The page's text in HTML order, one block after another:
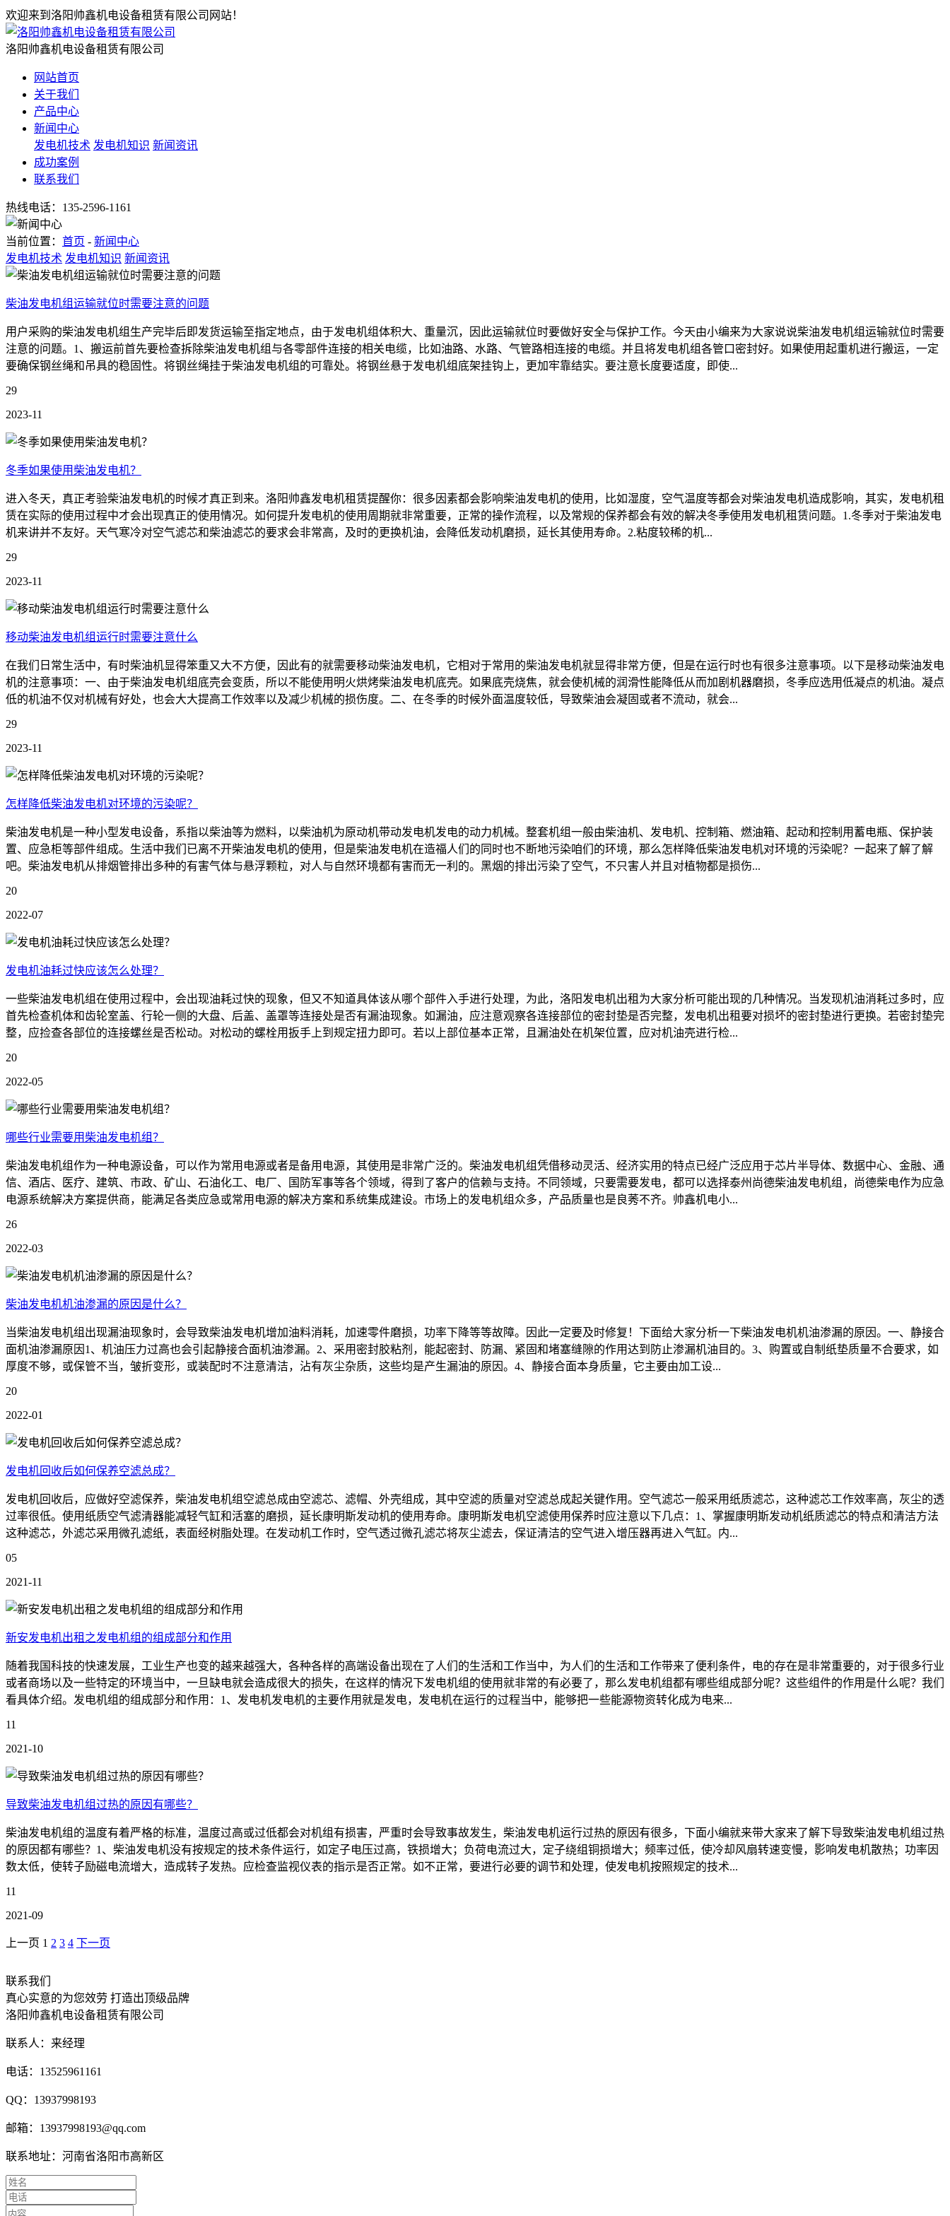
欢迎来到洛阳帅鑫机电设备租赁有限公司网站！
洛阳帅鑫机电设备租赁有限公司
网站首页
关于我们
产品中心
新闻中心
发电机技术 发电机知识 新闻资讯
成功案例
联系我们
热线电话： 135-2596-1161
当前位置： 首页 - 新闻中心
发电机技术 发电机知识 新闻资讯
柴油发电机组运输就位时需要注意的问题
用户采购的柴油发电机组生产完毕后即发货运输至指定地点，由于发电机组体积大、重量沉，因此运输就位时要做好安全与保护工作。今天由小编来为大家说说柴油发电机组运输就位时需要
注意的问题。1、搬运前首先要检查拆除柴油发电机组与各零部件连接的相关电缆，比如油路、水路、气管路相连接的电缆。并且将发电机组各管口密封好。如果使用起重机进行搬运，一定
要确保钢丝绳和吊具的稳固性。将钢丝绳挂于柴油发电机组的可靠处。将钢丝悬于发电机组底架挂钩上，更加牢靠结实。要注意长度要适度，即使...
29
2023-11
冬季如果使用柴油发电机？
进入冬天，真正考验柴油发电机的时候才真正到来。洛阳帅鑫发电机租赁提醒你：很多因素都会影响柴油发电机的使用，比如湿度，空气温度等都会对柴油发电机造成影响，其实，发电机租
赁在实际的使用过程中才会出现真正的使用情况。如何提升发电机的使用周期就非常重要，正常的操作流程，以及常规的保养都会有效的解决冬季使用发电机租赁问题。1.冬季对于柴油发电
机来讲并不友好。天气寒冷对空气滤芯和柴油滤芯的要求会非常高，及时的更换机油，会降低发动机磨损，延长其使用寿命。2.粘度较稀的机...
29
2023-11
移动柴油发电机组运行时需要注意什么
在我们日常生活中，有时柴油机显得笨重又大不方便，因此有的就需要移动柴油发电机，它相对于常用的柴油发电机就显得非常方便，但是在运行时也有很多注意事项。以下是移动柴油发电
机的注意事项：一、由于柴油发电机组底壳会变质，所以不能使用明火烘烤柴油发电机底壳。如果底壳烧焦，就会使机械的润滑性能降低从而加剧机器磨损，冬季应选用低凝点的机油。凝点
低的机油不仅对机械有好处，也会大大提高工作效率以及减少机械的损伤度。二、在冬季的时候外面温度较低，导致柴油会凝固或者不流动，就会...
29
2023-11
怎样降低柴油发电机对环境的污染呢？
柴油发电机是一种小型发电设备，系指以柴油等为燃料，以柴油机为原动机带动发电机发电的动力机械。整套机组一般由柴油机、发电机、控制箱、燃油箱、起动和控制用蓄电瓶、保护装
置、应急柜等部件组成。生活中我们已离不开柴油发电机的使用，但是柴油发电机在造福人们的同时也不断地污染咱们的环境，那么怎样降低柴油发电机对环境的污染呢？一起来了解了解
吧。柴油发电机从排烟管排出多种的有害气体与悬浮颗粒，对人与自然环境都有害而无一利的。黑烟的排出污染了空气，不只害人并且对植物都是损伤...
20
2022-07
发电机油耗过快应该怎么处理？
一些柴油发电机组在使用过程中，会出现油耗过快的现象，但又不知道具体该从哪个部件入手进行处理，为此，洛阳发电机出租为大家分析可能出现的几种情况。当发现机油消耗过多时，应
首先检查机体和齿轮室盖、行轮一侧的大盘、后盖、盖罩等连接处是否有漏油现象。如漏油，应注意观察各连接部位的密封垫是否完整，发电机出租要对损坏的密封垫进行更换。若密封垫完
整，应捡查各部位的连接螺丝是否松动。对松动的螺栓用扳手上到规定扭力即可。若以上部位基本正常，且漏油处在机架位置，应对机油壳进行检...
20
2022-05
哪些行业需要用柴油发电机组？
柴油发电机组作为一种电源设备，可以作为常用电源或者是备用电源，其使用是非常广泛的。柴油发电机组凭借移动灵活、经济实用的特点已经广泛应用于芯片半导体、数据中心、金融、通
信、酒店、医疗、建筑、市政、矿山、石油化工、电厂、国防军事等各个领域，得到了客户的信赖与支持。不同领域，只要需要发电，都可以选择泰州尚德柴油发电机组，尚德柴电作为应急
电源系统解决方案提供商，能满足各类应急或常用电源的解决方案和系统集成建设。市场上的发电机组众多，产品质量也是良莠不齐。帅鑫机电小...
26
2022-03
柴油发电机机油渗漏的原因是什么？
当柴油发电机组出现漏油现象时，会导致柴油发电机增加油料消耗，加速零件磨损，功率下降等等故障。因此一定要及时修复！下面给大家分析一下柴油发电机机油渗漏的原因。一、静接合
面机油渗漏原因1、机油压力过高也会引起静接合面机油渗漏。2、采用密封胶粘剂，能起密封、防漏、紧固和堵塞缝隙的作用达到防止渗漏机油目的。3、购置或自制纸垫质量不合要求，如
厚度不够，或保管不当，皱折变形，或装配时不注意清洁，沾有灰尘杂质，这些均是产生漏油的原因。4、静接合面本身质量，它主要由加工设...
20
2022-01
发电机回收后如何保养空滤总成？
发电机回收后，应做好空滤保养，柴油发电机组空滤总成由空滤芯、滤帽、外壳组成，其中空滤的质量对空滤总成起关键作用。空气滤芯一般采用纸质滤芯，这种滤芯工作效率高，灰尘的透
过率很低。使用纸质空气滤清器能减轻气缸和活塞的磨损，延长康明斯发动机的使用寿命。康明斯发电机空滤使用保养时应注意以下几点：1、掌握康明斯发动机纸质滤芯的特点和清洁方法
这种滤芯，外滤芯采用微孔滤纸，表面经树脂处理。在发动机工作时，空气透过微孔滤芯将灰尘滤去，保证清洁的空气进入增压器再进入气缸。内...
05
2021-11
新安发电机出租之发电机组的组成部分和作用
随着我国科技的快速发展，工业生产也变的越来越强大，各种各样的高端设备出现在了人们的生活和工作当中，为人们的生活和工作带来了便利条件，电的存在是非常重要的，对于很多行业
或者商场以及一些特定的环境当中，一旦缺电就会造成很大的损失，在这样的情况下发电机组的使用就非常的有必要了，那么发电机组都有哪些组成部分呢？这些组件的作用是什么呢？我们
看具体介绍。发电机组的组成部分和作用：1、发电机发电机的主要作用就是发电，发电机在运行的过程当中，能够把一些能源物资转化成为电来...
11
2021-10
导致柴油发电机组过热的原因有哪些？
柴油发电机组的温度有着严格的标准，温度过高或过低都会对机组有损害，严重时会导致事故发生，柴油发电机运行过热的原因有很多，下面小编就来带大家来了解下导致柴油发电机组过热
的原因都有哪些？1、柴油发电机没有按规定的技术条件运行，如定子电压过高，铁损增大；负荷电流过大，定子绕组铜损增大；频率过低，使冷却风扇转速变慢，影响发电机散热；功率因
数太低，使转子励磁电流增大，造成转子发热。应检查监视仪表的指示是否正常。如不正常，要进行必要的调节和处理，使发电机按照规定的技术...
11
2021-09
上一页 1 2 3 4 下一页
联系我们
真心实意的为您效劳 打造出顶级品牌
洛阳帅鑫机电设备租赁有限公司
联系人：来经理
电话：13525961161
QQ：13937998193
邮箱：13937998193@qq.com
联系地址：河南省洛阳市高新区